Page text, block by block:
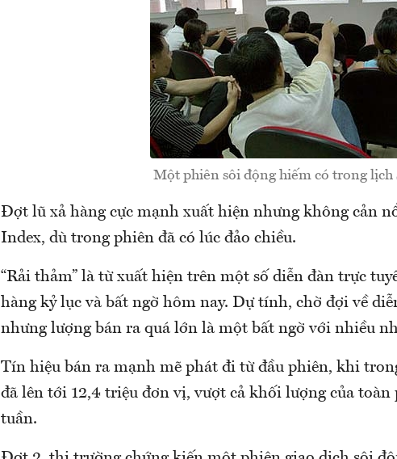
Một phiên sôi động hiếm có trong lịch
Đợt lũ xả hàng cực mạnh xuất hiện nhưng không cản
Index, dù trong phiên đã có lúc đảo chiều.
“Rải thảm” là từ xuất hiện trên một số diễn đàn trực
hàng kỷ lục và bất ngờ hôm nay. Dự tính, chờ đợi về
nhưng lượng bán ra quá lớn là một bất ngờ với nhiều
Tín hiệu bán ra mạnh mẽ phát đi từ đầu phiên, khi
đã lên tới 12,4 triệu đơn vị, vượt cả khối lượng của toàn
tuần.